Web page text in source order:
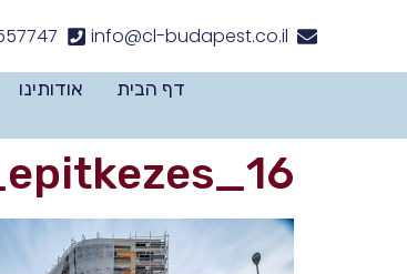
info@cl-budapest.co.il
דף הבית אודותינו